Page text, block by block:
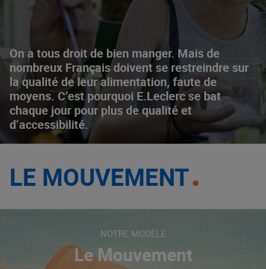
On a tous droit de bien manger. Mais de
nombreux Français doivent se restreindre sur
la qualité de leur alimentation, faute de
moyens. C’est pourquoi E.Leclerc se bat
chaque jour pour plus de qualité et
d’accessibilité.
LE MOUVEMENT
NOTRE MODÈLE
Le Mouvement